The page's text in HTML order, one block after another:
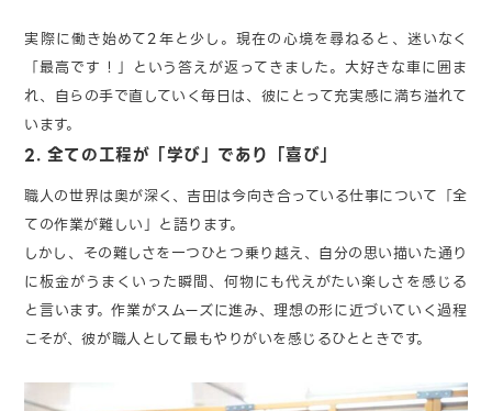
実際に働き始めて2年と少し。現在の心境を尋ねると、迷いなく
「最高です！」という答えが返ってきました。大好きな車に囲ま
れ、自らの手で直していく毎日は、彼にとって充実感に満ち溢れて
います。
2. 全ての工程が「学び」であり「喜び」
職人の世界は奥が深く、吉田は今向き合っている仕事について「全
ての作業が難しい」と語ります。
しかし、その難しさを一つひとつ乗り越え、自分の思い描いた通り
に板金がうまくいった瞬間、何物にも代えがたい楽しさを感じる
と言います。作業がスムーズに進み、理想の形に近づいていく過程
こそが、彼が職人として最もやりがいを感じるひとときです。